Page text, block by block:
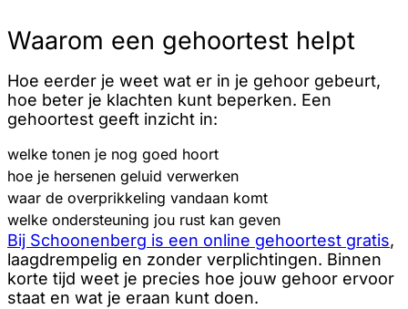
Waarom een gehoortest helpt
Hoe eerder je weet wat er in je gehoor gebeurt,
hoe beter je klachten kunt beperken. Een
gehoortest geeft inzicht in:
welke tonen je nog goed hoort
hoe je hersenen geluid verwerken
waar de overprikkeling vandaan komt
welke ondersteuning jou rust kan geven
Bij Schoonenberg is een online gehoortest gratis,
laagdrempelig en zonder verplichtingen. Binnen
korte tijd weet je precies hoe jouw gehoor ervoor
staat en wat je eraan kunt doen.